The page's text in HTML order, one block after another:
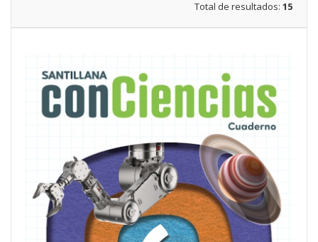
Total de resultados: 15